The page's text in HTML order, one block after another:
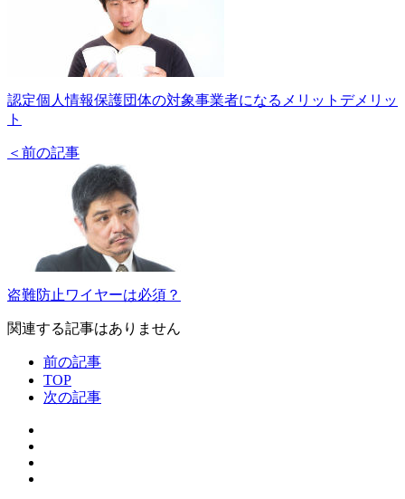
認定個人情報保護団体の対象事業者になるメリットデメリッ
ト
＜前の記事
盗難防止ワイヤーは必須？
関連する記事はありません
前の記事
TOP
次の記事